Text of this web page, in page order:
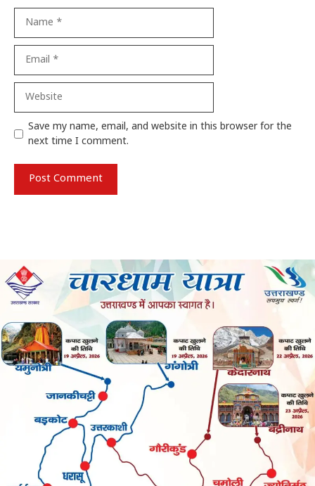
Website
Save my name, email, and website in this browser for the
next time I comment.